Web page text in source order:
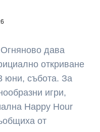
дава
откриване
юни, събота. За
игри,
Happy Hour
от